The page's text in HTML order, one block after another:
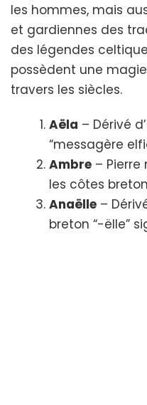
les hommes, mais
et gardiennes des
des légendes
possèdent une
travers les siècles.
Aëla – Dérivé
“messagère
Ambre –
les côtes
Anaëlle –
breton “-ëlle”